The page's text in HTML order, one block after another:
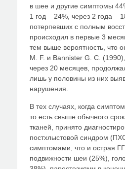
в шее и другие симптомы
1 год – 24%, через 2 года –
потерпевших с полным
происходил в первые 3
тем выше вероятность, что
M. F. и Bannister G. C.
через 20 месяцев,
лишь у половины из них
нарушения.
В тех случаях, когда
то есть свыше обычного
тканей, принято
постхлыстовой синдром
симптомами, что и острая
подвижности шеи (25%),